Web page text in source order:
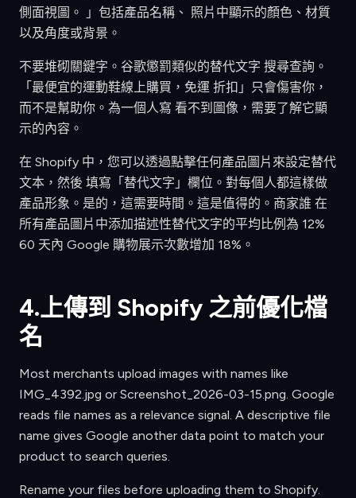
側面視圖。 」包括產品名稱、 照片中顯示的顏色、材質
以及角度或背景。
不要堆砌關鍵字。谷歌懲罰類似的替代文字 搜尋查詢。
「最便宜的運動鞋線上購買，免運 折扣」只會傷害你，
而不是幫助你。為一個人寫 看不到圖像，需要了解它顯
示的內容。
在 Shopify 中，您可以透過點擊任何產品圖片來設定替代
文本，然後 填寫「替代文字」欄位。對每個人都這樣做
產品形象。是的，這需要時間。這是值得的。商家誰 在
所有產品圖片中添加描述性替代文字的平均比例為 12%
60 天內 Google 購物展示次數增加 18%。
4.上傳到 Shopify 之前優化檔
名
Most merchants upload images with names like
IMG_4392.jpg or Screenshot_2026-03-15.png. Google
reads file names as a relevance signal. A descriptive file
name gives Google another data point to match your
product to search queries.
Rename your files before uploading them to Shopify.